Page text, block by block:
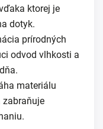
ktorej je
dotyk.
prírodných
odvod vlhkosti a
materiálu
zabraňuje